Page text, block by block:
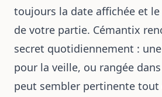
toujours la date affichée et
de votre partie. Cémantix
secret quotidiennement :
pour la veille, ou rangée
peut sembler pertinente tout